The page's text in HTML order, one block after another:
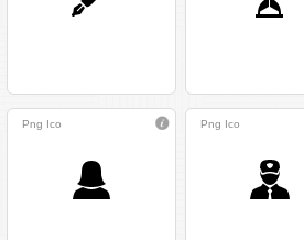
Png Ico Png Ico